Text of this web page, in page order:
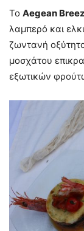
Το Aegean
λαμπερό και
ζωντανή
μοσχάτου
εξωτικών